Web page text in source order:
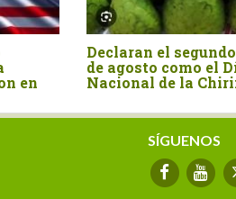
Nuevo arancel de Estados
Unidos afecta casi el 50%
las exportaciones
SÍGUENOS